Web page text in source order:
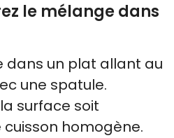
le mélange dans
dans un plat allant au
une spatule.
surface soit
homogène.